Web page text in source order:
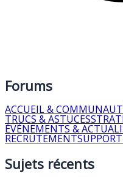
Forums
ACCUEIL &
TRUCS & ASTUCES
ÉVÉNEMENTS &
RECRUTEMENT
Sujets récents